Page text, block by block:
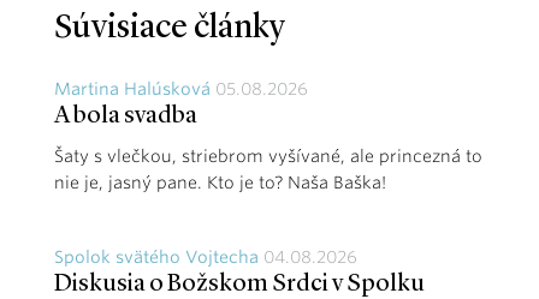
Súvisiace články
Martina Halúsková 05.08.2026
A bola svadba
Šaty s vlečkou, striebrom vyšívané, ale princezná to
nie je, jasný pane. Kto je to? Naša Baška!
Spolok svätého Vojtecha 04.08.2026
Diskusia o Božskom Srdci v Spolku